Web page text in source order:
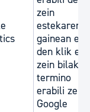
zein
estekaren
gainean
den klik eta
zein
termino
erabili zen.
Google